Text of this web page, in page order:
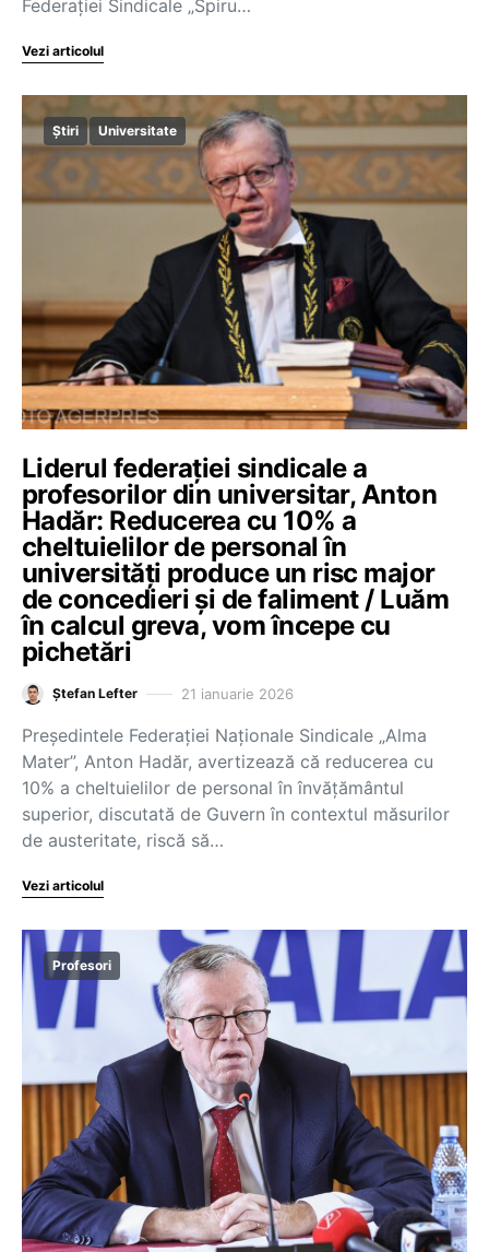
Federației Sindicale „Spiru…
Vezi articolul
Știri Universitate
Liderul federației sindicale a
profesorilor din universitar, Anton
Hadăr: Reducerea cu 10% a
cheltuielilor de personal în
universități produce un risc major
de concedieri și de faliment / Luăm
în calcul greva, vom începe cu
pichetări
Ștefan Lefter 21 ianuarie 2026
Președintele Federației Naționale Sindicale „Alma
Mater”, Anton Hadăr, avertizează că reducerea cu
10% a cheltuielilor de personal în învățământul
superior, discutată de Guvern în contextul măsurilor
de austeritate, riscă să…
Vezi articolul
Profesori